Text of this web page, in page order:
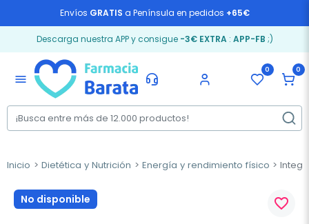
Envíos GRATIS a Península en pedidos +65€
Descarga nuestra APP y consigue -3€ EXTRA: APP-FB ;)
menu
0 0
Inicio Dietética y Nutrición Energía y rendimiento físico
No disponible favorite_border